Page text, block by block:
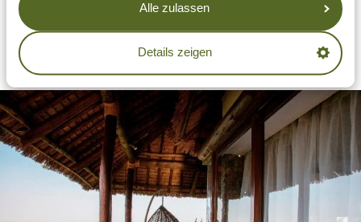
Alle zulassen
Details zeigen
der Sahnehaube? Je nach Lage können Sie Affen
beobachten, wie Sie rund um Ihre Lodge von Ast zu
Ast springen, oder andere Wildtiere, die am
hoteleigenen Wasserloch ihren Durst stillen.